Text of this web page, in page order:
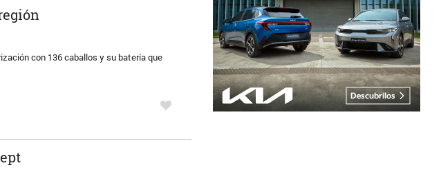
con 136 caballos y su batería que